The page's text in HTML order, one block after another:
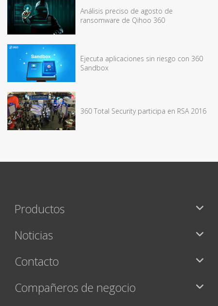
Análisis preciso de agosto de
ransomware de Qihoo 360
Ejecuta aplicaciones sin riesgo con 360
Sandbox
360 Total Security participa en RSA 2016
Productos
Noticias
Contacto
Compañeros de negocio